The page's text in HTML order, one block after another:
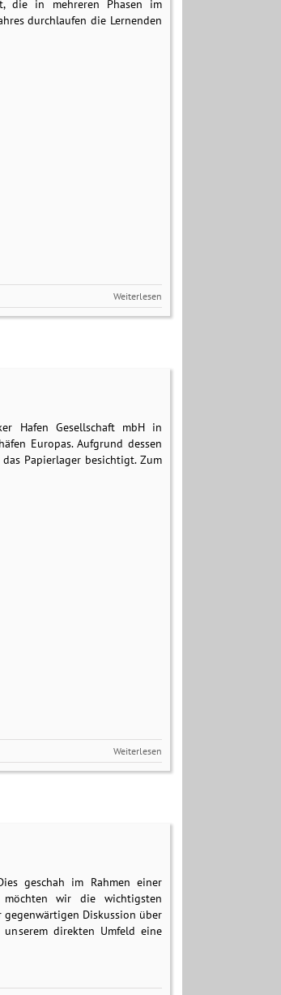
die in mehreren Phasen im
durchlaufen die Lernenden
Weiterlesen
Hafen Gesellschaft mbH in
Europas. Aufgrund dessen
Papierlager besichtigt. Zum
Weiterlesen
geschah im Rahmen einer
möchten wir die wichtigsten
gegenwärtigen Diskussion über
direkten Umfeld eine